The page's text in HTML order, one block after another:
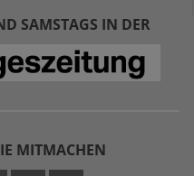
SAMSTAGS IN DER
MITMACHEN